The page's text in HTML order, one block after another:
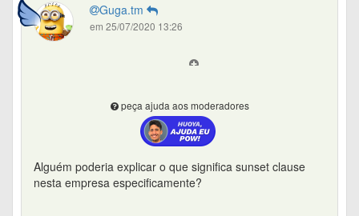
Guga.tm
em 25/07/2020 13:26
peça ajuda aos moderadores
Alguém poderia explicar o que significa sunset clause
nesta empresa especificamente?